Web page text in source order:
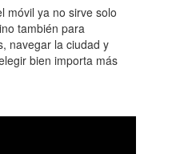
móvil ya no sirve solo
también para
navegar la ciudad y
bien importa más